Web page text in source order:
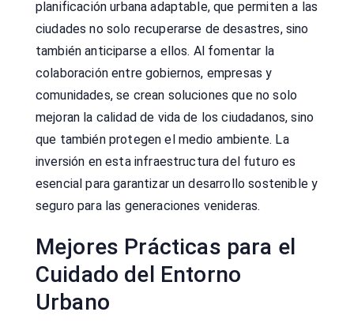
planificación urbana adaptable, que permiten a las
ciudades no solo recuperarse de desastres, sino
también anticiparse a ellos. Al fomentar la
colaboración entre gobiernos, empresas y
comunidades, se crean soluciones que no solo
mejoran la calidad de vida de los ciudadanos, sino
que también protegen el medio ambiente. La
inversión en esta infraestructura del futuro es
esencial para garantizar un desarrollo sostenible y
seguro para las generaciones venideras.
Mejores Prácticas para el
Cuidado del Entorno
Urbano